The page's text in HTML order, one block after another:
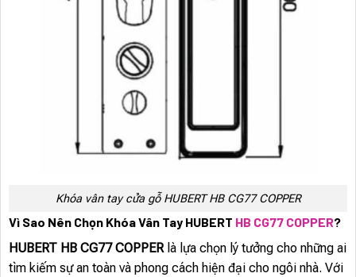
Khóa vân tay cửa gỗ HUBERT HB CG77 COPPER
Vì Sao Nên Chọn Khóa Vân Tay HUBERT HB CG77 COPPER?
HUBERT HB CG77 COPPERlà lựa chọn lý tưởng cho những ai
tìm kiếm sự an toàn và phong cách hiện đại cho ngôi nhà. Với